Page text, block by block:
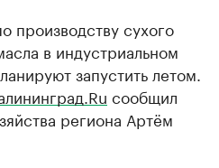
производству сухого
в индустриальном
запустить летом.
сообщил
региона Артём